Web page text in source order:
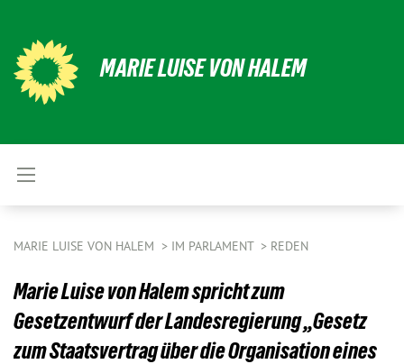
MARIE LUISE VON HALEM
MARIE LUISE VON HALEM IM PARLAMENT REDEN
Marie Luise von Halem spricht zum
Gesetzentwurf der Landesregierung „Gesetz
zum Staatsvertrag über die Organisation eines